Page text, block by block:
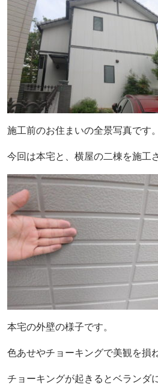
施工前のお住まいの全景写真です。
今回は本宅と、横屋の二棟を施工
本宅の外壁の様子です。
色あせやチョーキングで美観を損
チョーキングが起きるとベランダ